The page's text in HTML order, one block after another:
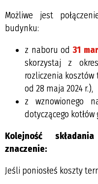
Możliwe jest
budynku:
z naboru od31
skorzystaj z
rozliczenia
od 28 maja 2024 r.),
z wznowionego
dotyczącego kotłów
Kolejność
znaczenie:
Jeśli poniosłeś koszty